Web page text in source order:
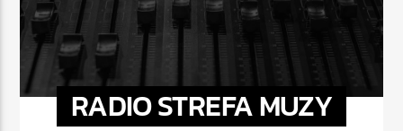
RADIO STREFA MUZY